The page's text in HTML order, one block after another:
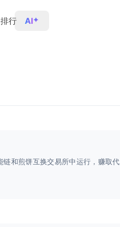
排行 AI
和煎饼互换交易所中运行，赚取